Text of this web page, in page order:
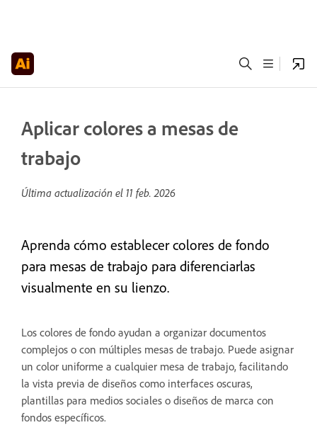
Aplicar colores a mesas de
trabajo
Última actualización el 11 feb. 2026
Aprenda cómo establecer colores de fondo
para mesas de trabajo para diferenciarlas
visualmente en su lienzo.
Los colores de fondo ayudan a organizar documentos
complejos o con múltiples mesas de trabajo. Puede asignar
un color uniforme a cualquier mesa de trabajo, facilitando
la vista previa de diseños como interfaces oscuras,
plantillas para medios sociales o diseños de marca con
fondos específicos.